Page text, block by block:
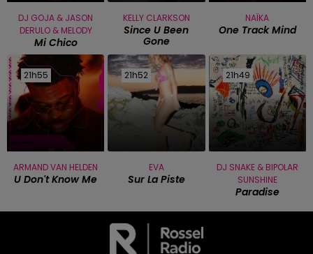
DJ GOJA & JASON
DERULO & MELODY
Mi Chico
KELLY CLARKSON
Since U Been
Gone
NAÏKA
One Track Mind
21h55
21h55
ARMAND VAN HELDEN
U Don't Know Me
21h52
21h52
EVA
Sur La Piste
21h49
21h49
DJ SNAKE & BIPOLAR
SUNSHINE
Paradise